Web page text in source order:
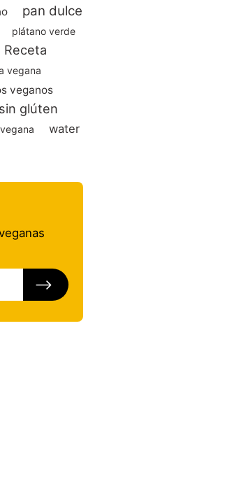
pan dulce
plátano verde
Receta
vegana
veganos
sin glúten
water